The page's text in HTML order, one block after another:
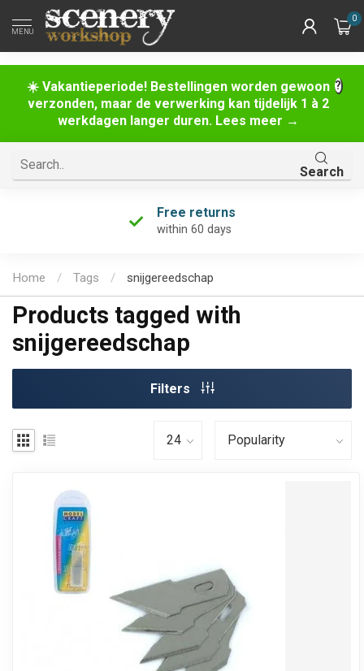
☀️ Vakantieperiode! Bestellingen worden gewoon
verzonden, maar de verwerking kan tijdelijk 1 à 2
werkdagen langer duren. Lees meer →
MENU
0
Search
Free returns
within 60 days
Home / Tags / snijgereedschap
Products tagged with
snijgereedschap
Filters